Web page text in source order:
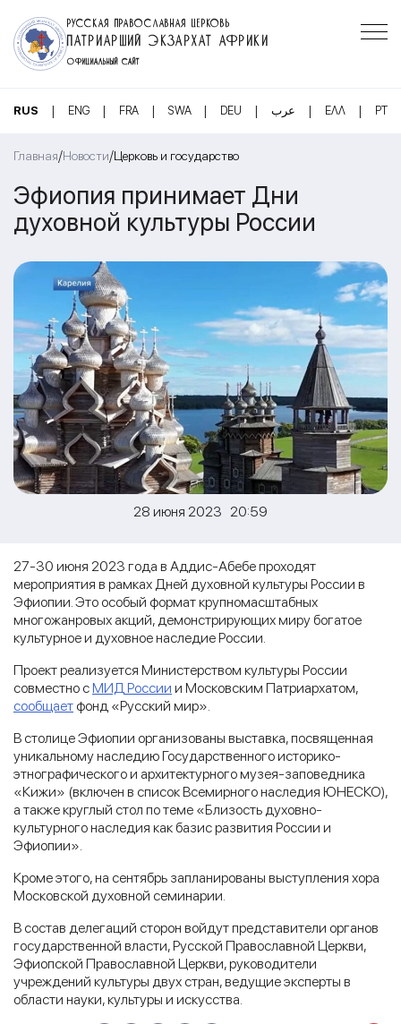
РУССКАЯ ПРАВОСЛАВНАЯ ЦЕРКОВЬ
ПАТРИАРШИЙ ЭКЗАРХАТ АФРИКИ
ОФИЦИАЛЬНЫЙ САЙТ
RUS | ENG | FRA | SWA | DEU | عرب | ΕΛΛ | PT
Главная/Новости/Церковь и государство
Эфиопия принимает Дни
духовной культуры России
28 июня 2023 20:59
27-30 июня 2023 года в Аддис-Абебе проходят
мероприятия в рамках Дней духовной культуры России в
Эфиопии. Это особый формат крупномасштабных
многожанровых акций, демонстрирующих миру богатое
культурное и духовное наследие России.
Проект реализуется Министерством культуры России
совместно с МИД России и Московским Патриархатом,
сообщает фонд «Русский мир».
В столице Эфиопии организованы выставка, посвященная
уникальному наследию Государственного историко-
этнографического и архитектурного музея-заповедника
«Кижи» (включен в список Всемирного наследия ЮНЕСКО),
а также круглый стол по теме «Близость духовно-
культурного наследия как базис развития России и
Эфиопии».
Кроме этого, на сентябрь запланированы выступления хора
Московской духовной семинарии.
В состав делегаций сторон войдут представители органов
государственной власти, Русской Православной Церкви,
Эфиопской Православной Церкви, руководители
учреждений культуры двух стран, ведущие эксперты в
области науки, культуры и искусства.